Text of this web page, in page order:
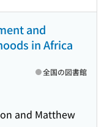
and
in Africa
and Matthew
全国の図書館